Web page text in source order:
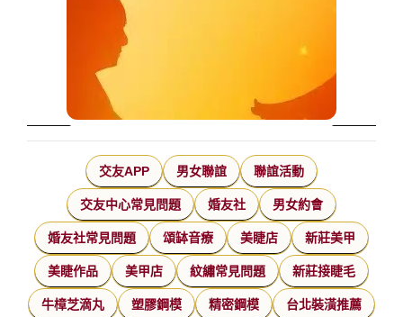
交友APP 男女聯誼 聯誼活動
交友中心常見問題 婚友社 男女約會
婚友社常見問題 頌缽音療 美睫店 新莊美甲
美睫作品 美甲店 紋繡常見問題 新莊接睫毛
牛樟芝滴丸 塑膠鋼模 精密鋼模 台北裝潢推薦